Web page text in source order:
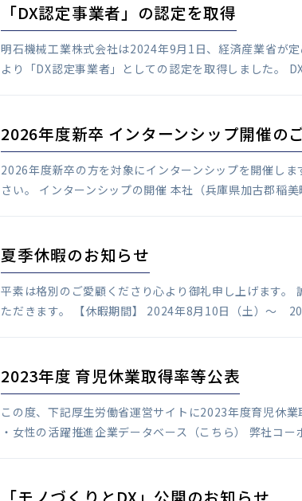
「DX認定事業者」の認定を取得
明石機械工業株式会社は2024年9月1日、経済産業省が
より「DX認定事業者」としての認定を取得しました。
2026年度新卒 インターンシップ開催の
2026年度新卒の方を対象にインターンシップを開催し
さい。 インターンシップの開催 本社（兵庫県加古郡稲
夏季休暇のお知らせ
平素は格別のご愛顧くださり心より御礼申し上げます
ただきます。 【休暇期間】 2024年8月10日（土）～
2023年度 育児休業取得率等公表
この度、下記厚生労働省運営サイトに2023年度育児休
・女性の活躍推進企業データベース（こちら） 弊社コ